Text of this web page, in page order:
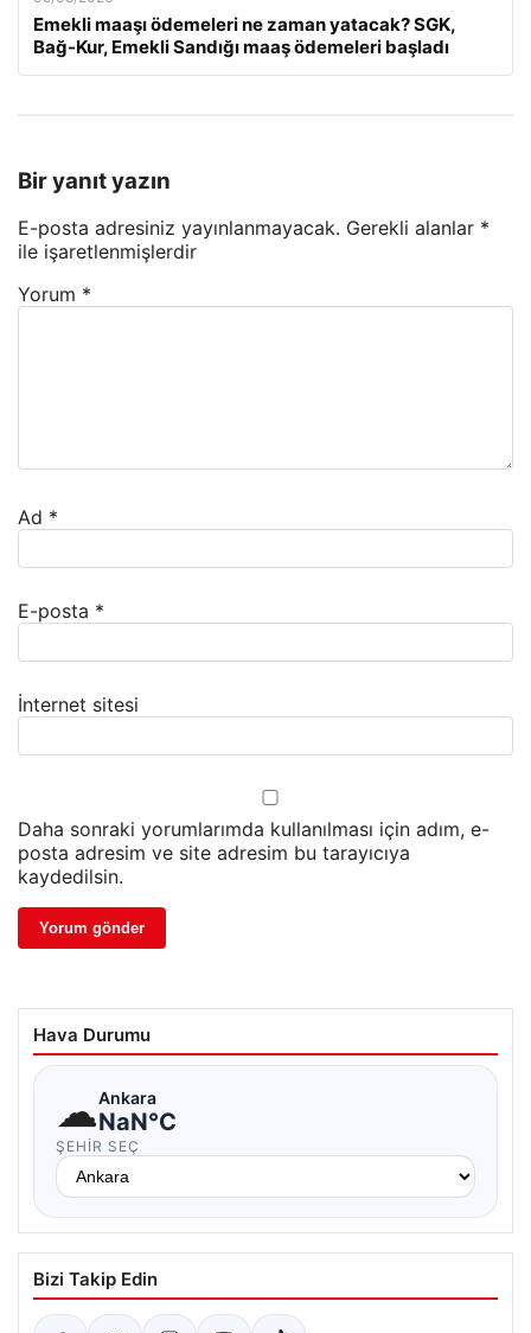
Emekli maaşı ödemeleri ne zaman yatacak? SGK,
Bağ-Kur, Emekli Sandığı maaş ödemeleri başladı
Bir yanıt yazın
E-posta adresiniz yayınlanmayacak. Gerekli alanlar *
ile işaretlenmişlerdir
Yorum *
Ad *
E-posta *
İnternet sitesi
Daha sonraki yorumlarımda kullanılması için adım, e-
posta adresim ve site adresim bu tarayıcıya
kaydedilsin.
Hava Durumu
☁Ankara
NaN°C
ŞEHIR SEÇ
Bizi Takip Edin